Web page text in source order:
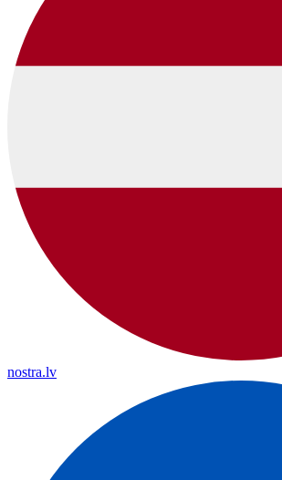
nostra.lv